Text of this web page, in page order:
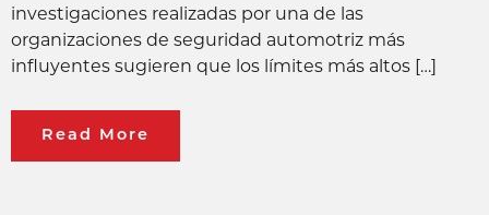
investigaciones realizadas por una de las
organizaciones de seguridad automotriz más
influyentes sugieren que los límites más altos […]
Read More